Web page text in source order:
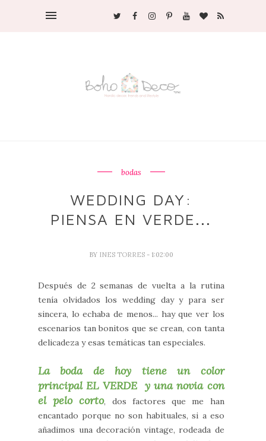
bodas
WEDDING DAY:
PIENSA EN VERDE...
BY INES TORRES - 1:02:00
Después de 2 semanas de vuelta a la rutina
tenía olvidados los wedding day y para ser
sincera, lo echaba de menos... hay que ver los
escenarios tan bonitos que se crean, con tanta
delicadeza y esas temáticas tan especiales.
La boda de hoy tiene un color
principal EL VERDE y una novia con
el pelo corto, dos factores que me han
encantado porque no son habituales, si a eso
añadimos una decoración vintage, rodeada de